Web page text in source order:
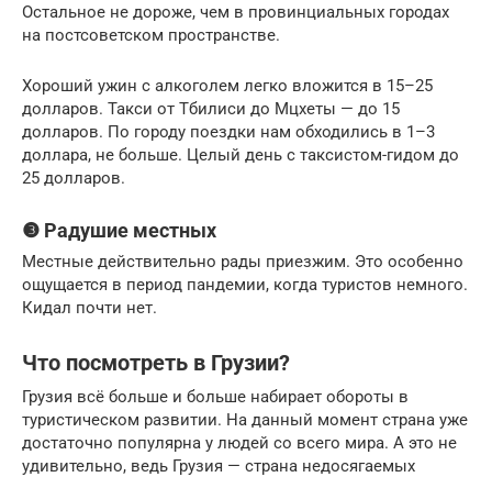
Остальное не дороже, чем в провинциальных городах
на постсоветском пространстве.
Хороший ужин с алкоголем легко вложится в 15–25
долларов. Такси от Тбилиси до Мцхеты — до 15
долларов. По городу поездки нам обходились в 1–3
доллара, не больше. Целый день с таксистом-гидом до
25 долларов.
❸ Радушие местных
Местные действительно рады приезжим. Это особенно
ощущается в период пандемии, когда туристов немного.
Кидал почти нет.
Что посмотреть в Грузии?
Грузия всё больше и больше набирает обороты в
туристическом развитии. На данный момент страна уже
достаточно популярна у людей со всего мира. А это не
удивительно, ведь Грузия — страна недосягаемых